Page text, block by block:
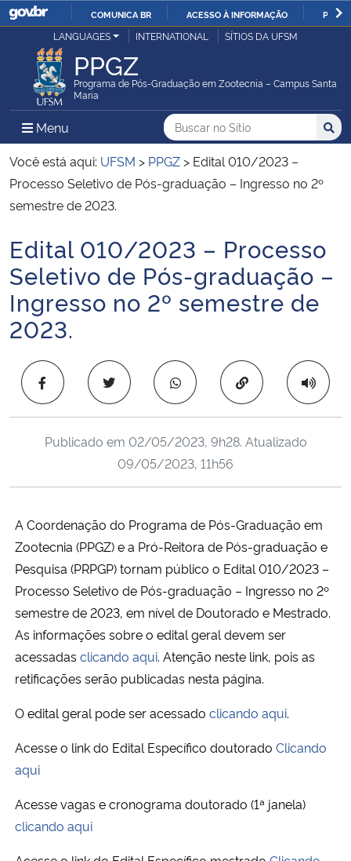
IR
O
COMUNICA BR ACESSO À INFORMAÇÃO
Ministério da Justiça e Segurança Pública
Ministério da Defesa
Ministério das Relações Exteriores
Ministério da Economia
Ministério da Infraestrutura
Ministério da Agricultura, Pecuária e Abastecimento
Ministério da Educação
Ministério da Cidadania
Ministério da Saúde
Ministério de Minas e Energia
Ministério da Ciência, Tecnologia, Inovações e Comunicações
Ministério do Meio Ambiente
Ministério do Turismo
Ministério do Desenvolvimento Regional
Controladoria-Geral da União
Secretaria de Governo
Gabinete de Segurança Institucional
LANGUAGES INTERNATIONAL SÍTIOS DA UFSM
PPGZ
Programa de Pós-Graduação em Zootecnia – Campus Santa
Maria
Menu Menu Principal do Sítio
Busca
Buscar no no Sítio
Busca:
Você está aqui: UFSM > PPGZ > Edital 010/2023 –
Processo Seletivo de Pós-graduação – Ingresso no 2º
semestre de 2023.
Início do conteúdo
Edital 010/2023 – Processo
Seletivo de Pós-graduação –
Ingresso no 2º semestre de
2023.
Copiar para área
Publicado em 02/05/2023, 9h28. Atualizado
09/05/2023, 11h56
A Coordenação do Programa de Pós-Graduação em
Zootecnia (PPGZ) e a Pró-Reitora de Pós-graduação e
Pesquisa (PRPGP) tornam público o Edital 010/2023 –
Processo Seletivo de Pós-graduação – Ingresso no 2º
semestre de 2023, em nível de Doutorado e Mestrado.
As informações sobre o edital geral devem ser
acessadasclicando aqui. Atenção neste link, pois as
retificações serão publicadas nesta página.
O edital geral pode ser acessado clicando aqui.
Acesse o link do Edital Específico doutorado Clicando
aqui
Acesse vagas e cronograma doutorado (1ª janela)
clicando aqui